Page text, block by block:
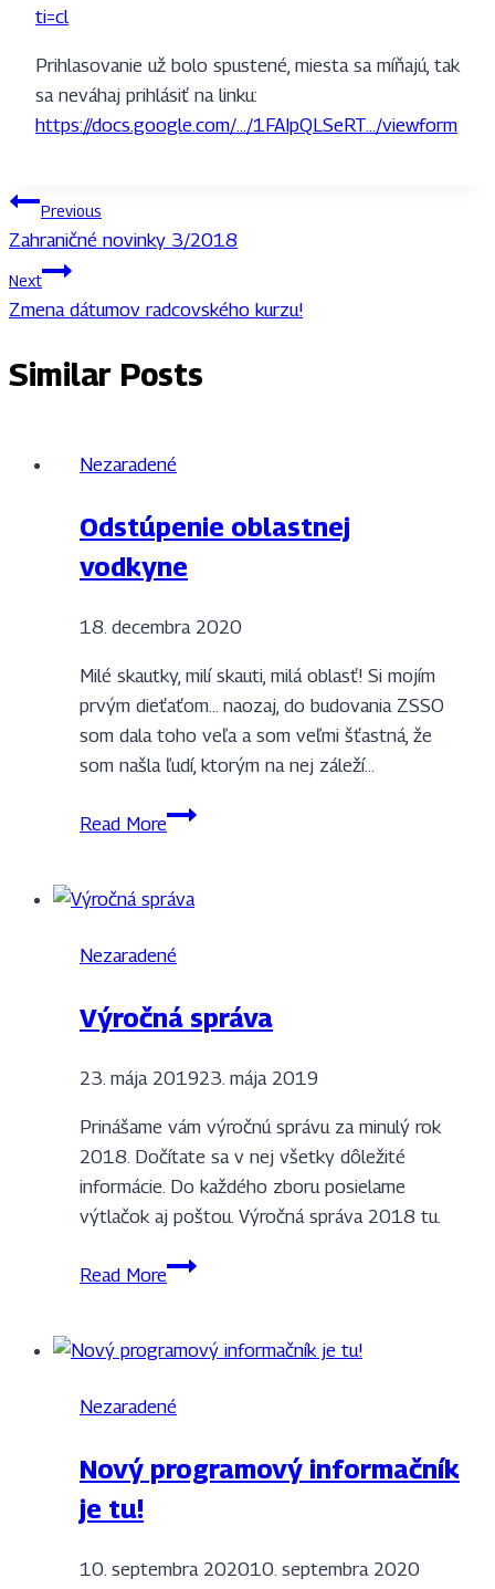
ti=cl
Prihlasovanie už bolo spustené, miesta sa míňajú, tak
sa neváhaj prihlásiť na linku:
https://docs.google.com/…/1FAIpQLSeRT…/viewform
Navigácia
v
článku
Previous
Zahraničné novinky 3/2018
Next
Zmena dátumov radcovského kurzu!
Similar Posts
Nezaradené
Odstúpenie oblastnej
vodkyne
18. decembra 2020
Milé skautky, milí skauti, milá oblasť! Si mojím
prvým dieťaťom… naozaj, do budovania ZSSO
som dala toho veľa a som veľmi šťastná, že
som našla ľudí, ktorým na nej záleží…
Read MoreOdstúpenie
Nezaradené
Výročná správa
23. mája 201923. mája 2019
Prinášame vám výročnú správu za minulý rok
2018. Dočítate sa v nej všetky dôležité
informácie. Do každého zboru posielame
výtlačok aj poštou. Výročná správa 2018 tu.
Read MoreVýročná
Nezaradené
Nový programový informačník
je tu!
10. septembra 202010. septembra 2020